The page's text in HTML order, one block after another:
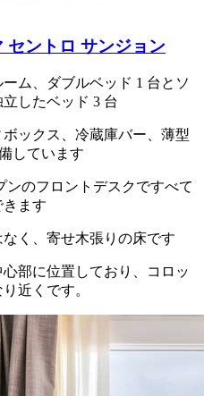
セントロ サンジョン
ム、ダブルベッド 1 台とソ
したベッド 3 台
ックス、冷蔵庫バー、薄型
しています
ンのフロントデスクですべて
ます
く、寄せ木張りの床です
部に位置しており、コロッ
近くです。